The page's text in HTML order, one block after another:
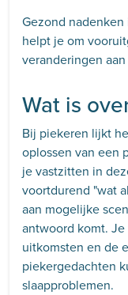
Gezond
helpt je om
veranderingen
Wat is
Bij piekeren lijkt
oplossen van een
je vastzitten in
voortdurend "wat
aan mogelijke
antwoord komt.
uitkomsten en de
piekergedachten
slaapproblemen.